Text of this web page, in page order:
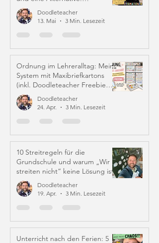
Iffirmationen (!)
Doodleteacher
13. Mai
3 Min. Lesezeit
Ordnung im Lehreralltag: Mein
System mit Maxibriefkartons
(inkl. Doodleteacher Freebie
Labels) Doodleteacher
24. Apr.
3 Min. Lesezeit
10 Streitregeln für die
Grundschule und warum „Wir
streiten nicht“ keine Lösung ist
Doodleteacher
19. Apr.
3 Min. Lesezeit
Unterricht nach den Ferien: 5